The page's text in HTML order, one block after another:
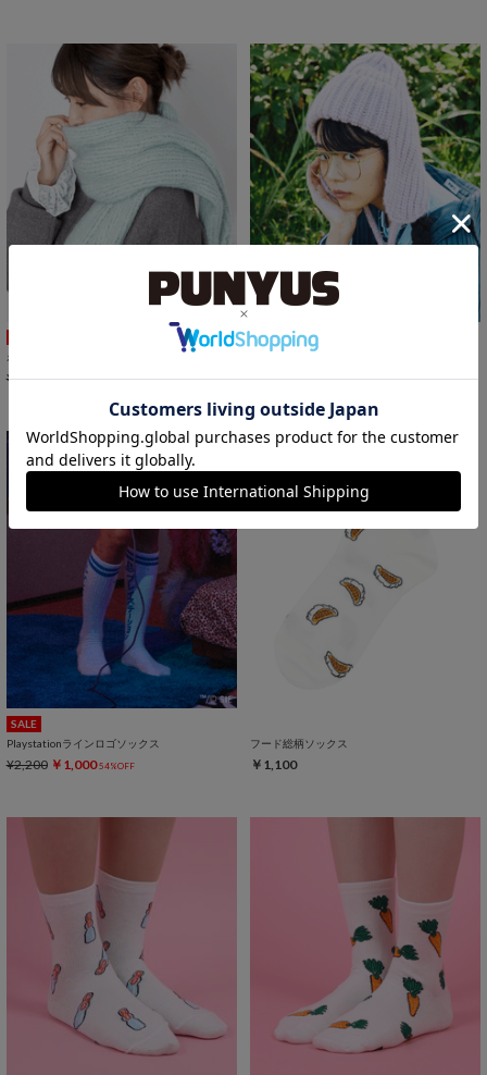
ボリュームフリンジストール
¥3,300￥1,650 50%OFF
SALE
¥3,300￥1,650 50%OFF
SALE
Playstationラインロゴソックス
¥2,200 ￥1,000 54%OFF
フード総柄ソックス
￥1,100